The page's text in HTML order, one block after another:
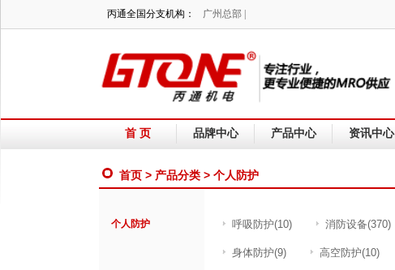
丙通全国分支机构： 广州总部 |
首 页 品牌中心 产品中心 资讯中心
首页 > 产品分类 > 个人防护
个人防护 呼吸防护(10) 消防设备(370)
身体防护(9) 高空防护(10)